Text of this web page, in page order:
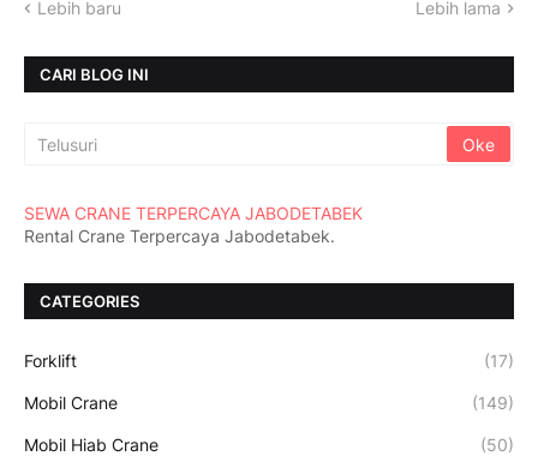
Lebih baru Lebih lama
CARI BLOG INI
SEWA CRANE TERPERCAYA JABODETABEK
Rental Crane Terpercaya Jabodetabek.
CATEGORIES
Forklift (17)
Mobil Crane (149)
Mobil Hiab Crane (50)